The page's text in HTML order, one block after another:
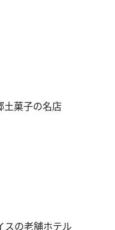
土菓子の名店
スの老舗ホテル